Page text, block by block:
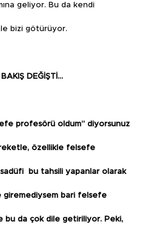
geliyor. Bu da kendi
bizi götürüyor.
BAKIŞ DEĞİŞTİ…
profesörü oldum” diyorsunuz
özellikle felsefe
bu tahsili yapanlar olarak
bari felsefe
bu da çok dile getiriliyor. Peki,